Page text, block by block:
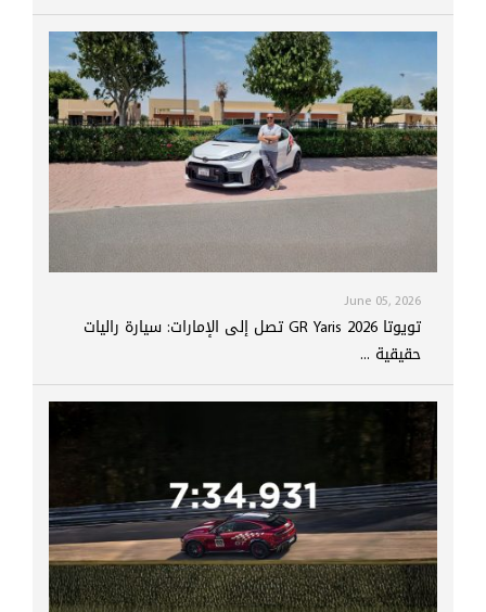
June 05, 2026
تويوتا GR Yaris 2026 تصل إلى الإمارات: سيارة راليات
حقيقية ...